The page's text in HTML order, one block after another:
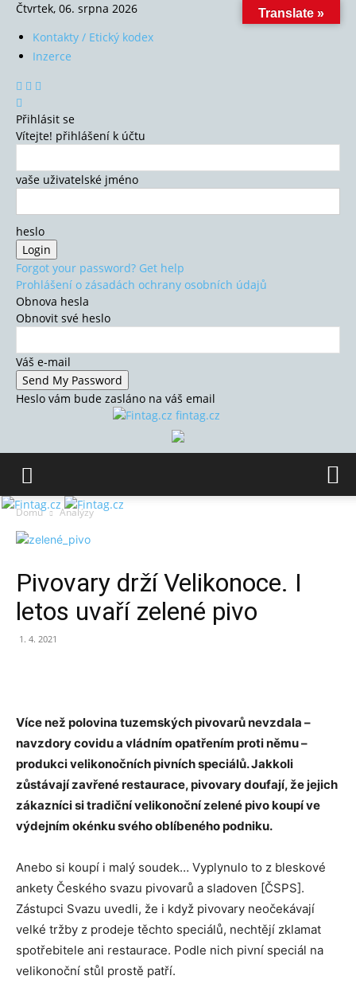
Čtvrtek, 06. srpna 2026
Kontakty / Etický kodex
Inzerce
Přihlásit se
Vítejte! přihlášení k účtu
vaše uživatelské jméno
heslo
Forgot your password? Get help
Prohlášení o zásadách ochrany osobních údajů
Obnova hesla
Obnovit své heslo
Váš e-mail
Heslo vám bude zasláno na váš email
fintag.cz
Domů Analýzy
Pivovary drží Velikonoce. I
letos uvaří zelené pivo
1. 4. 2021
Více než polovina tuzemských pivovarů nevzdala –
navzdory covidu a vládním opatřením proti němu –
produkci velikonočních pivních speciálů. Jakkoli
zůstávají zavřené restaurace, pivovary doufají, že jejich
zákazníci si tradiční velikonoční zelené pivo koupí ve
výdejním okénku svého oblíbeného podniku.
Anebo si koupí i malý soudek… Vyplynulo to z bleskové
ankety Českého svazu pivovarů a sladoven [ČSPS].
Zástupci Svazu uvedli, že i když pivovary neočekávají
velké tržby z prodeje těchto speciálů, nechtějí zklamat
spotřebitele ani restaurace. Podle nich pivní speciál na
velikonoční stůl prostě patří.
Translate »